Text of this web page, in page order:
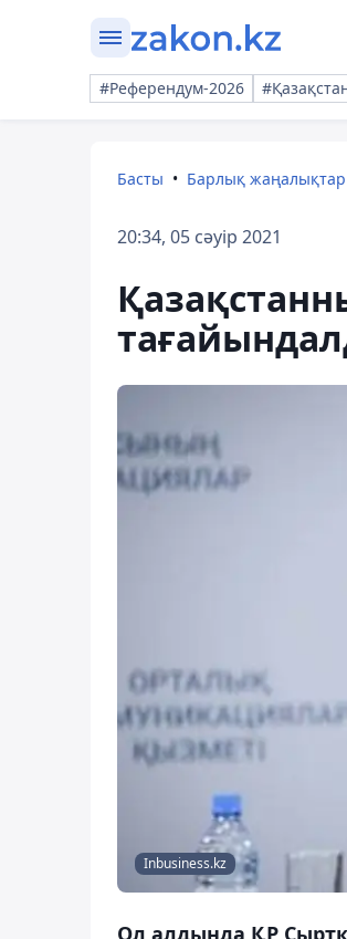
#Референдум-2026
Басты Барлық жаңалықтар
20:34, 05 сәуір 2021
Inbusiness.kz
Ол алдында ҚР